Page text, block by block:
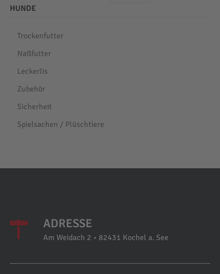
HUNDE
Trockenfutter
Naßfutter
Leckerlis
Zubehör
Sicherheit
Spielsachen / Plüschtiere
ADRESSE
Am Weidach 2 • 82431 Kochel a. See